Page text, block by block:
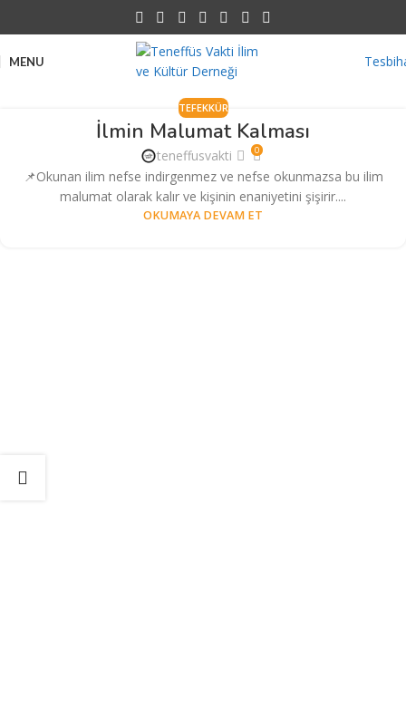
MENU
TEFEKKÜR
İlmin Malumat Kalması
teneffusvakti 0
📌Okunan ilim nefse indirgenmez ve nefse okunmazsa bu ilim
malumat olarak kalır ve kişinin enaniyetini şişirir....
OKUMAYA DEVAM ET